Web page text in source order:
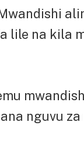
lile na kila
nguvu za